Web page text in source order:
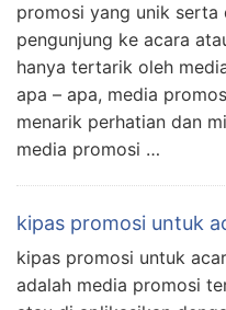
promosi yang unik
pengunjung ke acara
hanya tertarik oleh
apa – apa, media
menarik perhatian dan
media promosi …
kipas promosi untuk
kipas promosi untuk
adalah media promosi